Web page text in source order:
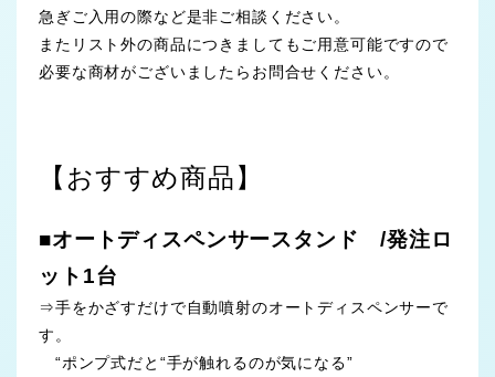
急ぎご入用の際など是非ご相談ください。
またリスト外の商品につきましてもご用意可能ですので
必要な商材がございましたらお問合せください。
【おすすめ商品】
■オートディスペンサースタンド /発注ロ
ット1台
⇒手をかざすだけで自動噴射のオートディスペンサーで
す。
“ポンプ式だと“手が触れるのが気になる”